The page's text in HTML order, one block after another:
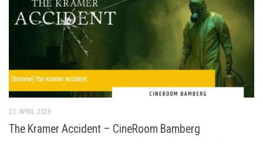
25. APRIL 2026
The Kramer Accident – CineRoom Bamberg